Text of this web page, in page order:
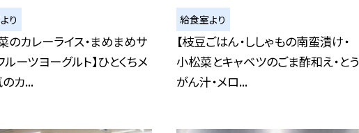
り
のカレーライス・まめまめサ
ルーツヨーグルト】ひとくちメ
カ...
給食室より
【枝豆ごはん・ししゃもの南蛮漬け・
小松菜とキャベツのごま酢和え・とう
がん汁・メロ...